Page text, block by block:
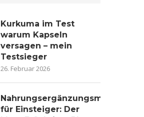
Kurkuma im Test
warum Kapseln
versagen – mein
Testsieger
26. Februar 2026
Nahrungsergänzungsmittel
für Einsteiger: Der